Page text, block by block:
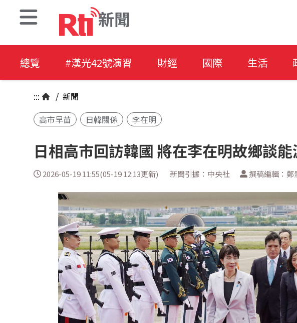
新聞
總覽 #漢光42號演習 財經 國際 生活
::: / 新聞
高市早苗
日韓關係 李在明
日相高市回訪韓國 將在李在明故鄉談
2026-05-19 11:55(05-19 12:13更新) 新聞引據：中央社 撰稿編輯：鄭